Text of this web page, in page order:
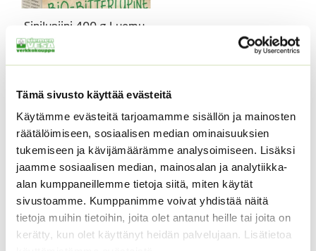
Tämä sivusto käyttää evästeitä
Käytämme evästeitä tarjoamamme sisällön ja mainosten
räätälöimiseen, sosiaalisen median ominaisuuksien
tukemiseen ja kävijämäärämme analysoimiseen. Lisäksi
jaamme sosiaalisen median, mainosalan ja analytiikka-
alan kumppaneillemme tietoja siitä, miten käytät
sivustoamme. Kumppanimme voivat yhdistää näitä
tietoja muihin tietoihin, joita olet antanut heille tai joita on
kerätty, kun olet käyttänyt heidän palvelujaan. Lisätietoa
Sinilupiini 400 g Luomu
/ Bio
Tutustu myös